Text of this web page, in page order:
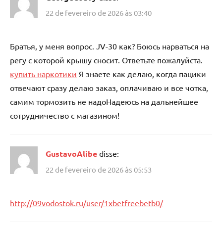
22 de fevereiro de 2026 às 03:40
Братья, у меня вопрос. JV-30 как? Боюсь нарваться на
регу с которой крышу сносит. Ответьте пожалуйста.
купить наркотики Я знаете как делаю, когда пацики
отвечают сразу делаю заказ, оплачиваю и все чотка,
самим тормозить не надоНадеюсь на дальнейшее
сотрудничество с магазином!
GustavoAlibe disse:
22 de fevereiro de 2026 às 05:53
http://09vodostok.ru/user/1xbetfreebetb0/